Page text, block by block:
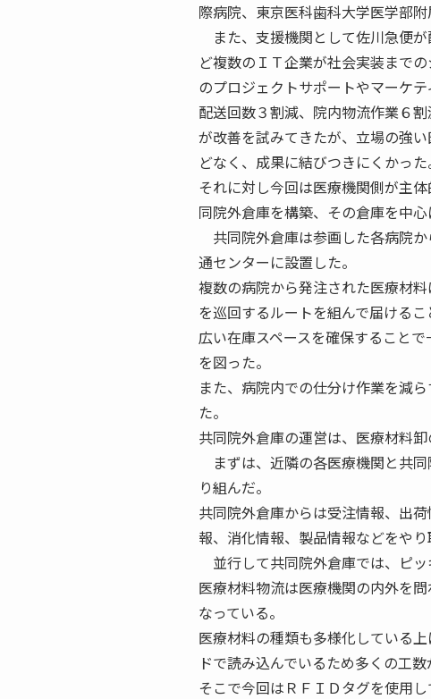
際病院、東京医科歯科大学医学部附
また、支援機関として佐川急便
ど複数のＩＴ企業が社会実装まで
のプロジェクトサポートやマーケテ
配送回数３割減、院内物流作業６
が改善を試みてきたが、立場の強
どなく、成果に結びつきにくかった
それに対し今回は医療機関側が主
同院外倉庫を構築、その倉庫を中
共同院外倉庫は参画した各病院
通センターに設置した。
複数の病院から発注された医療材
を巡回するルートを組んで届けるこ
広い在庫スペースを確保すること
を図った。
また、病院内での仕分け作業を減
た。
共同院外倉庫の運営は、医療材料卸
まずは、近隣の各医療機関と共
り組んだ。
共同院外倉庫からは受注情報、出
報、消化情報、製品情報などをや
並行して共同院外倉庫では、ピッ
医療材料物流は医療機関の内外を
なっている。
医療材料の種類も多様化している
ドで読み込んでいるため多くの工数
そこで今回はＲＦＩＤタグを使用